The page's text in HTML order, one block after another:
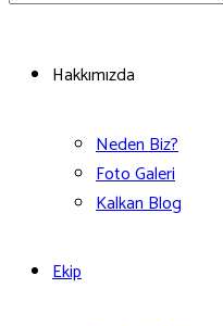
Hakkımızda
Neden Biz?
Foto Galeri
Kalkan Blog
Ekip